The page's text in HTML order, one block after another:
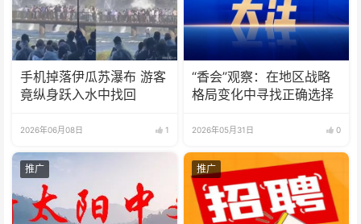
手机掉落伊瓜苏瀑布 游客
竟纵身跃入水中找回
2026年06月08日 1
“香会”观察：在地区战略
格局变化中寻找正确选择
2026年05月31日 0
推广 推广